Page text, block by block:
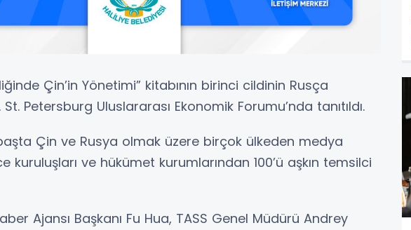
Çin’in Yönetimi” kitabının birinci cildinin Rusça
Petersburg Uluslararası Ekonomik Forumu’nda tanıtıldı.
Çin ve Rusya olmak üzere birçok ülkeden medya
kuruluşları ve hükümet kurumlarından 100’ü aşkın temsilci
Ajansı Başkanı Fu Hua, TASS Genel Müdürü Andrey